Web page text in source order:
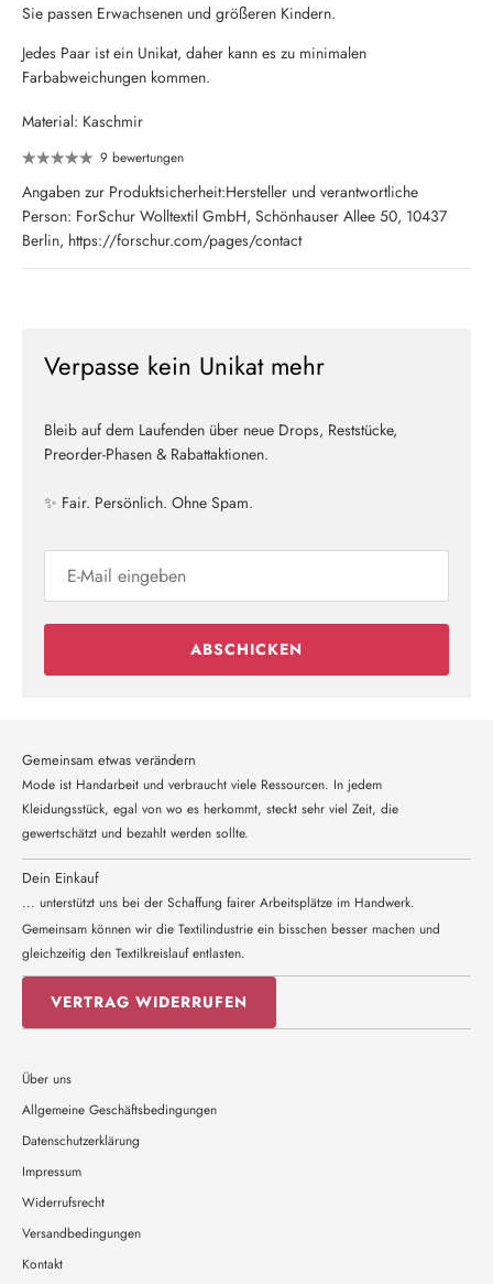
Sie passen Erwachsenen und größeren Kindern.
Jedes Paar ist ein Unikat, daher kann es zu minimalen
Farbabweichungen kommen.
Material: Kaschmir
9 bewertungen
Angaben zur Produktsicherheit:Hersteller und verantwortliche
Person: ForSchur Wolltextil GmbH, Schönhauser Allee 50, 10437
Berlin, https://forschur.com/pages/contact
Verpasse kein Unikat mehr
Bleib auf dem Laufenden über neue Drops, Reststücke,
Preorder-Phasen & Rabattaktionen.
✨ Fair. Persönlich. Ohne Spam.
ABSCHICKEN
Gemeinsam etwas verändern
Mode ist Handarbeit und verbraucht viele Ressourcen. In jedem
Kleidungsstück, egal von wo es herkommt, steckt sehr viel Zeit, die
gewertschätzt und bezahlt werden sollte.
Dein Einkauf
... unterstützt uns bei der Schaffung fairer Arbeitsplätze im Handwerk.
Gemeinsam können wir die Textilindustrie ein bisschen besser machen und
gleichzeitig den Textilkreislauf entlasten.
VERTRAG WIDERRUFEN
Über uns
Allgemeine Geschäftsbedingungen
Datenschutzerklärung
Impressum
Widerrufsrecht
Versandbedingungen
Kontakt